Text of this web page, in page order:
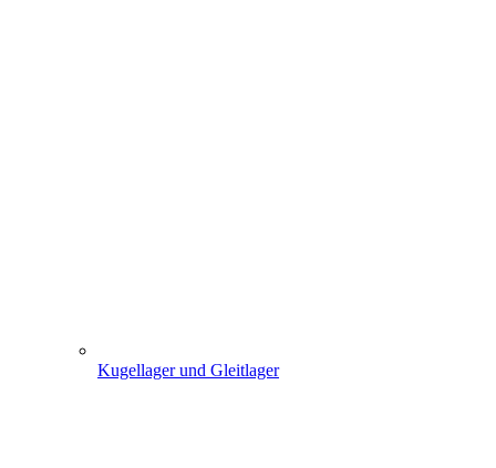
Kugellager und Gleitlager